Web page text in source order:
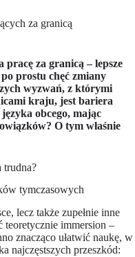
za granicą
pracę za granicą – lepsze
prostu chęć zmiany
wyzwań, z którymi
kraju, jest bariera
obcego, mając
O tym właśnie
trudna?
tymczasowych
lecz także zupełnie inne
immersion –
znacząco ułatwić naukę, w
najczęstszych przeszkód: